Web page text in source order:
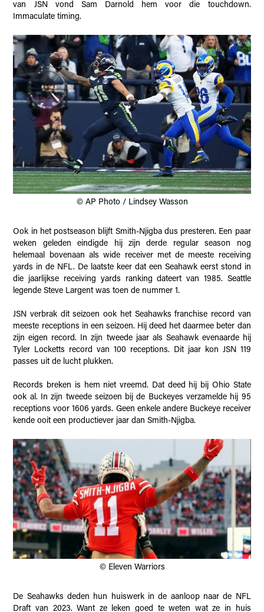
van JSN vond Sam Darnold hem voor die touchdown.
Immaculate timing.
© AP Photo / Lindsey Wasson
Ook in het postseason blijft Smith-Njigba dus presteren. Een paar
weken geleden eindigde hij zijn derde regular season nog
helemaal bovenaan als wide receiver met de meeste receiving
yards in de NFL. De laatste keer dat een Seahawk eerst stond in
die jaarlijkse receiving yards ranking dateert van 1985. Seattle
legende Steve Largent was toen de nummer 1.
JSN verbrak dit seizoen ook het Seahawks franchise record van
meeste receptions in een seizoen. Hij deed het daarmee beter dan
zijn eigen record. In zijn tweede jaar als Seahawk evenaarde hij
Tyler Locketts record van 100 receptions. Dit jaar kon JSN 119
passes uit de lucht plukken.
Records breken is hem niet vreemd. Dat deed hij bij Ohio State
ook al. In zijn tweede seizoen bij de Buckeyes verzamelde hij 95
receptions voor 1606 yards. Geen enkele andere Buckeye receiver
kende ooit een productiever jaar dan Smith-Njigba.
© Eleven Warriors
De Seahawks deden hun huiswerk in de aanloop naar de NFL
Draft van 2023. Want ze leken goed te weten wat ze in huis